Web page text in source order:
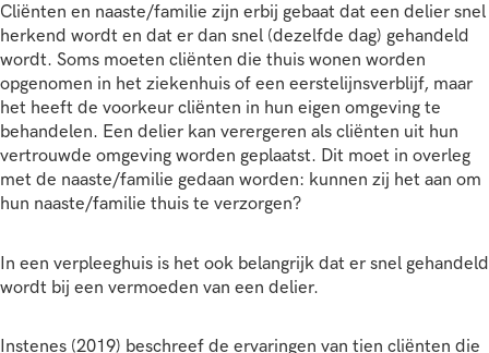
Cliënten en naaste/familie zijn erbij gebaat dat een delier snel
herkend wordt en dat er dan snel (dezelfde dag) gehandeld
wordt. Soms moeten cliënten die thuis wonen worden
opgenomen in het ziekenhuis of een eerstelijnsverblijf, maar
het heeft de voorkeur cliënten in hun eigen omgeving te
behandelen. Een delier kan verergeren als cliënten uit hun
vertrouwde omgeving worden geplaatst. Dit moet in overleg
met de naaste/familie gedaan worden: kunnen zij het aan om
hun naaste/familie thuis te verzorgen?
In een verpleeghuis is het ook belangrijk dat er snel gehandeld
wordt bij een vermoeden van een delier.
Instenes (2019) beschreef de ervaringen van tien cliënten die